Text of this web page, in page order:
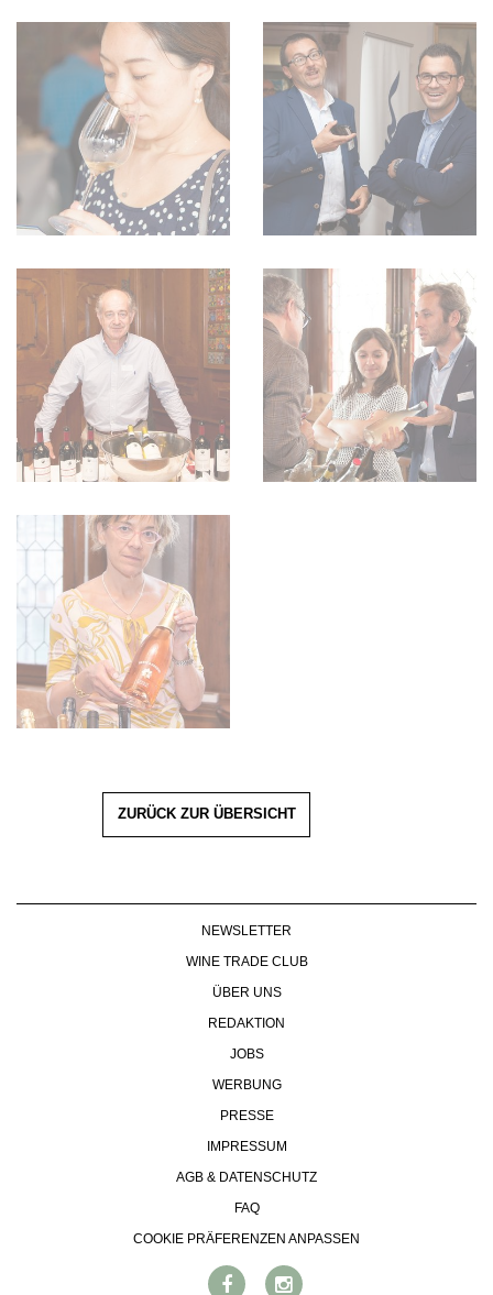
ZURÜCK ZUR ÜBERSICHT
NEWSLETTER
WINE TRADE CLUB
ÜBER UNS
REDAKTION
JOBS
WERBUNG
PRESSE
IMPRESSUM
AGB & DATENSCHUTZ
FAQ
COOKIE PRÄFERENZEN ANPASSEN